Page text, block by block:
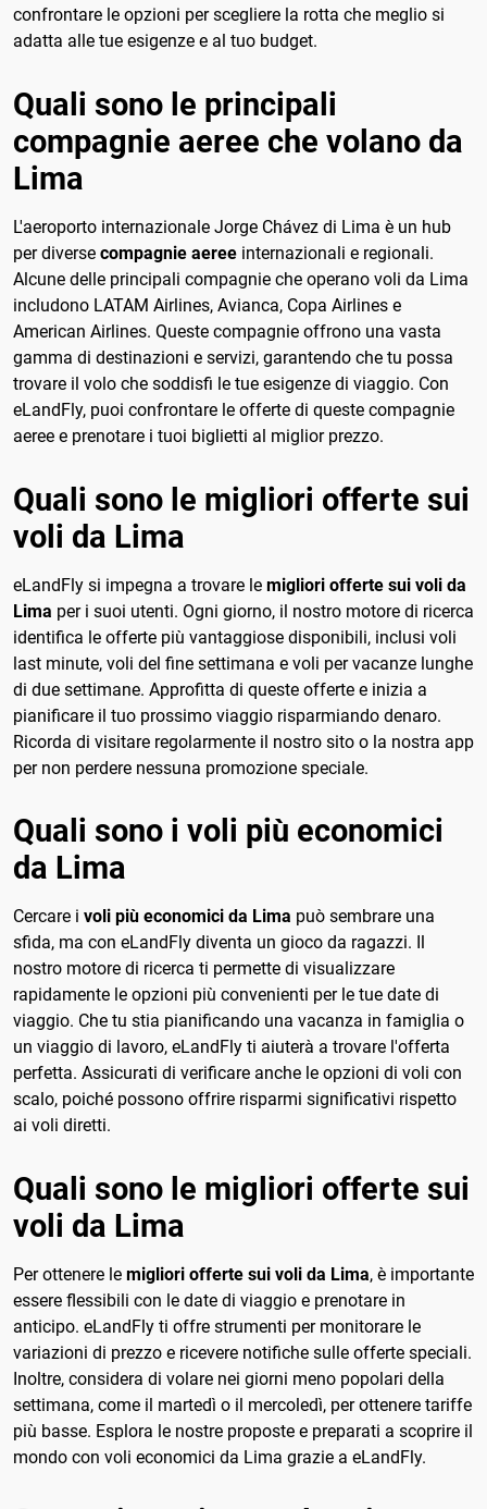
confrontare le opzioni per scegliere la rotta che meglio si
adatta alle tue esigenze e al tuo budget.
Quali sono le principali
compagnie aeree che volano da
Lima
L'aeroporto internazionale Jorge Chávez di Lima è un hub
per diverse compagnie aeree internazionali e regionali.
Alcune delle principali compagnie che operano voli da Lima
includono LATAM Airlines, Avianca, Copa Airlines e
American Airlines. Queste compagnie offrono una vasta
gamma di destinazioni e servizi, garantendo che tu possa
trovare il volo che soddisfi le tue esigenze di viaggio. Con
eLandFly, puoi confrontare le offerte di queste compagnie
aeree e prenotare i tuoi biglietti al miglior prezzo.
Quali sono le migliori offerte sui
voli da Lima
eLandFly si impegna a trovare le migliori offerte sui voli da
Lima per i suoi utenti. Ogni giorno, il nostro motore di ricerca
identifica le offerte più vantaggiose disponibili, inclusi voli
last minute, voli del fine settimana e voli per vacanze lunghe
di due settimane. Approfitta di queste offerte e inizia a
pianificare il tuo prossimo viaggio risparmiando denaro.
Ricorda di visitare regolarmente il nostro sito o la nostra app
per non perdere nessuna promozione speciale.
Quali sono i voli più economici
da Lima
Cercare i voli più economici da Lima può sembrare una
sfida, ma con eLandFly diventa un gioco da ragazzi. Il
nostro motore di ricerca ti permette di visualizzare
rapidamente le opzioni più convenienti per le tue date di
viaggio. Che tu stia pianificando una vacanza in famiglia o
un viaggio di lavoro, eLandFly ti aiuterà a trovare l'offerta
perfetta. Assicurati di verificare anche le opzioni di voli con
scalo, poiché possono offrire risparmi significativi rispetto
ai voli diretti.
Quali sono le migliori offerte sui
voli da Lima
Per ottenere le migliori offerte sui voli da Lima, è importante
essere flessibili con le date di viaggio e prenotare in
anticipo. eLandFly ti offre strumenti per monitorare le
variazioni di prezzo e ricevere notifiche sulle offerte speciali.
Inoltre, considera di volare nei giorni meno popolari della
settimana, come il martedì o il mercoledì, per ottenere tariffe
più basse. Esplora le nostre proposte e preparati a scoprire il
mondo con voli economici da Lima grazie a eLandFly.